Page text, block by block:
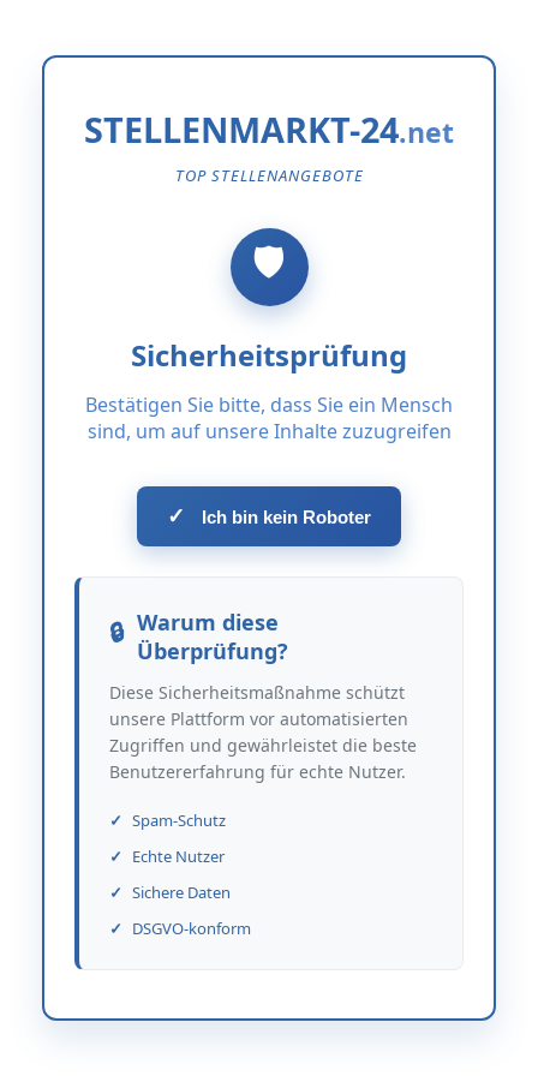
STELLENMARKT-24
TOP STELLENANGEBOTE
Sicherheitsprüfung
Bestätigen Sie bitte, dass Sie ein Mensch
sind, um auf unsere Inhalte zuzugreifen
✓ Ich bin kein Roboter
Warum diese
Überprüfung?
Diese Sicherheitsmaßnahme schützt
unsere Plattform vor automatisierten
Zugriffen und gewährleistet die beste
Benutzererfahrung für echte Nutzer.
Spam-Schutz
Echte Nutzer
Sichere Daten
DSGVO-konform